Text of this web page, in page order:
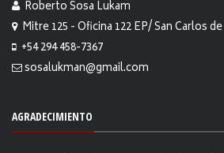
Roberto Sosa Lukam
Mitre 125 - Oficina 122 EP/ San Carlos
+54 294 458-7367
sosalukman@gmail.com
AGRADECIMIENTO